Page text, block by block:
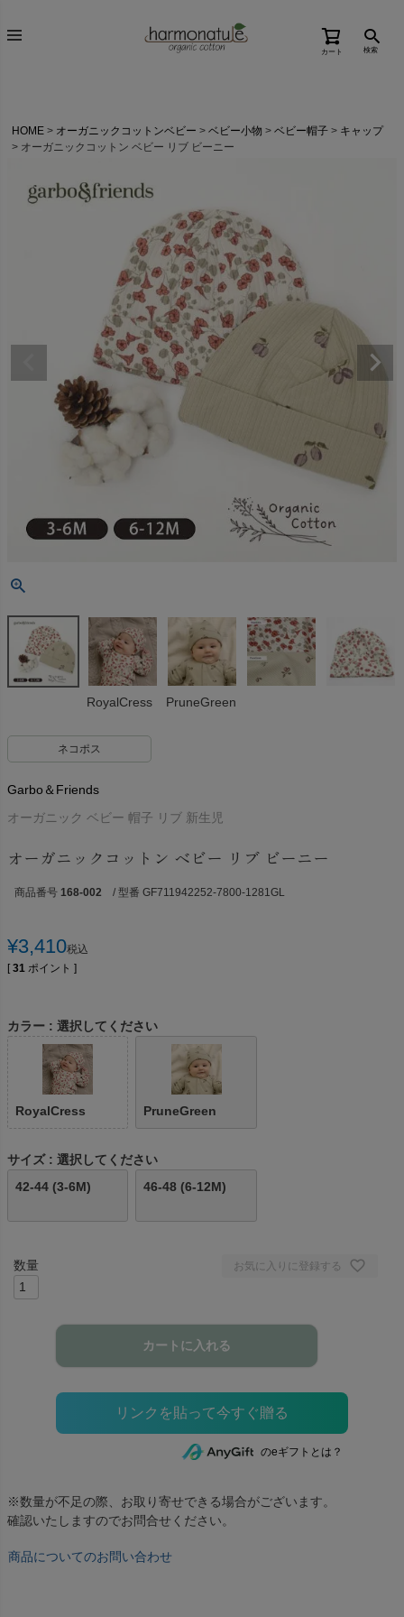
カート 検索
HOME オーガニックコットンベビー ベビー小物 ベビー帽子
キャップ
オーガニックコットン ベビー リブ ビーニー
RoyalCress PruneGreen
ネコポス
Garbo＆Friends
オーガニック ベビー 帽子 リブ 新生児
オーガニックコットン ベビー リブ ビーニー
商品番号 168-002 / 型番 GF711942252-7800-1281GL
¥3,410税込
[ 31 ポイント ]
カラー 選択してください
RoyalCress PruneGreen
サイズ
選択してください
42-44 (3-6M)
46-48 (6-12M)
お気に入りに登録する
カートに入れる
のeギフトとは？
※数量が不足の際、お取り寄せできる場合がございます。
確認いたしますのでお問合せください。
商品についてのお問い合わせ